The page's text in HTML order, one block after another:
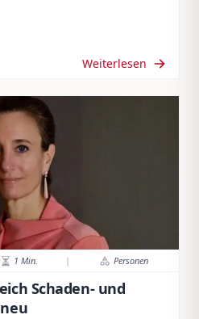
Weiterlesen
1 Min. | Personen
Schaden- und